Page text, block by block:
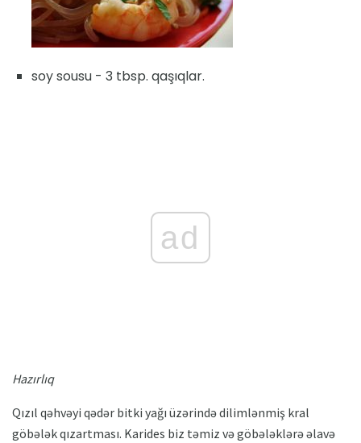
soy sousu - 3 tbsp. qaşıqlar.
ad
Hazırlıq
Qızıl qəhvəyi qədər bitki yağı üzərində dilimlənmiş kral
göbələk qızartması. Karides biz təmiz və göbələklərə əlavə